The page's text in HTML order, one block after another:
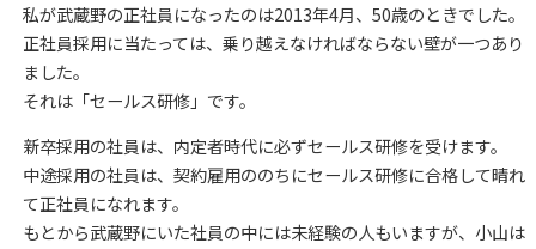
私が武蔵野の正社員になったのは2013年4月、50歳のときでした。
正社員採用に当たっては、乗り越えなければならない壁が一つあり
ました。
それは「セールス研修」です。
新卒採用の社員は、内定者時代に必ずセールス研修を受けます。
中途採用の社員は、契約雇用ののちにセールス研修に合格して晴れ
て正社員になれます。
もとから武蔵野にいた社員の中には未経験の人もいますが、小山は